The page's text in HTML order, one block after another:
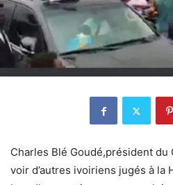
Charles Blé Goudé,président du
voir d’autres ivoiriens jugés à la